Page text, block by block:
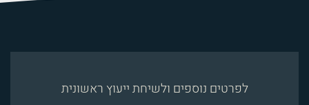
לפרטים נוספים ולשיחת ייעוץ ראשונית